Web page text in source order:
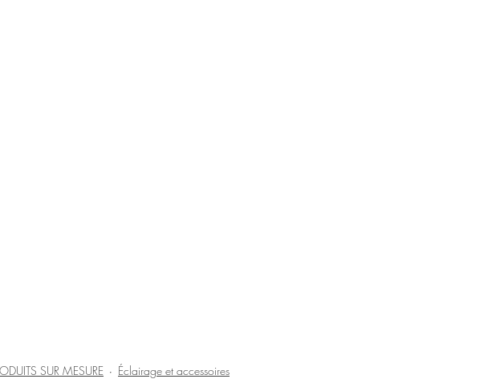
SUR MESURE Éclairage et accessoires